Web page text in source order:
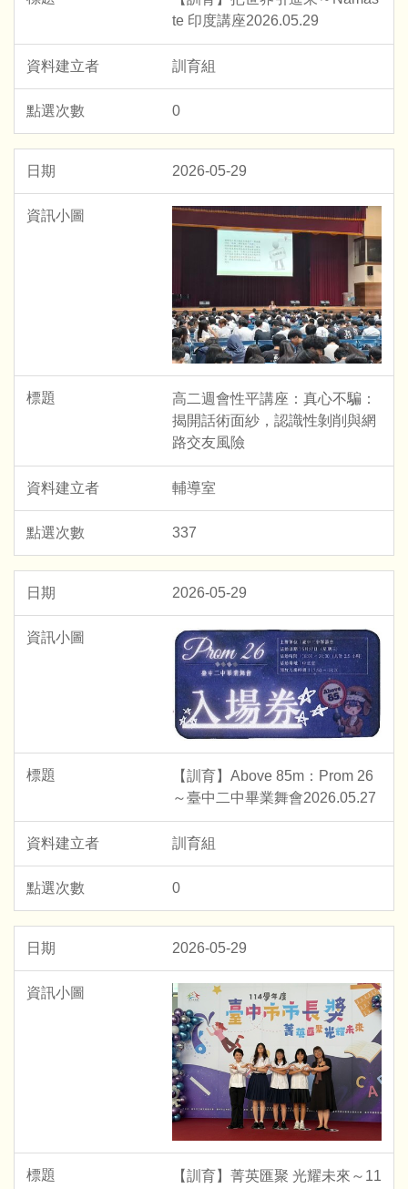
te 印度講座2026.05.29
訓育組
0
2026-05-29
高二週會性平講座：真心不騙：
揭開話術面紗，認識性剝削與網
路交友風險
輔導室
337
2026-05-29
【訓育】Above 85m：Prom 26
～臺中二中畢業舞會2026.05.27
訓育組
0
2026-05-29
【訓育】菁英匯聚 光耀未來～11